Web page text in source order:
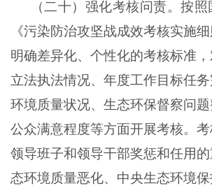
（二十）强化考核问责。按
《污染防治攻坚战成效考核实施
明确差异化、个性化的考核标准
立法执法情况、年度工作目标任
环境质量状况、生态环保督察问题
公众满意程度等方面开展考核。
领导班子和领导干部奖惩和任用
态环境质量恶化、中央生态环境